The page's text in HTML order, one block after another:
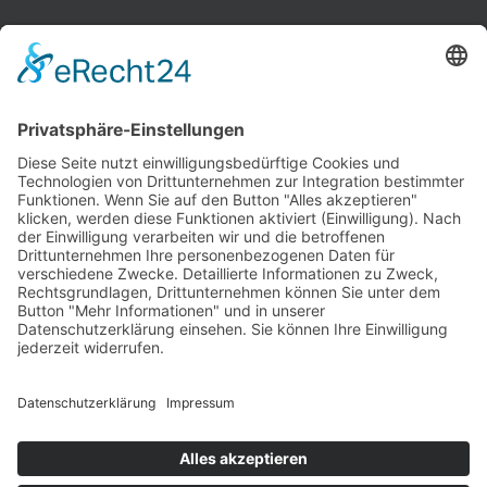
INFORMATIONEN
Hersteller
Fehlerliste
Impressum
Datenschutzerklärung